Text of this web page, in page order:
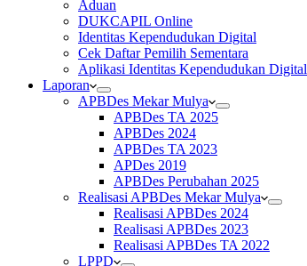
Aduan
DUKCAPIL Online
Identitas Kependudukan Digital
Cek Daftar Pemilih Sementara
Aplikasi Identitas Kependudukan Digital
Laporan
APBDes Mekar Mulya
APBDes TA 2025
APBDes 2024
APBDes TA 2023
APDes 2019
APBDes Perubahan 2025
Realisasi APBDes Mekar Mulya
Realisasi APBDes 2024
Realisasi APBDes 2023
Realisasi APBDes TA 2022
LPPD